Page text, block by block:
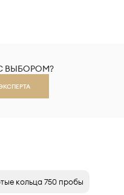
ВЫБОРОМ?
кольца 750 пробы